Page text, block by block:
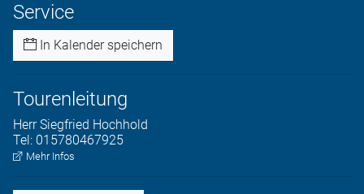
Service
In Kalender speichern
Tourenleitung
Herr Siegfried Hochhold
Tel: 015780467925
Mehr Infos